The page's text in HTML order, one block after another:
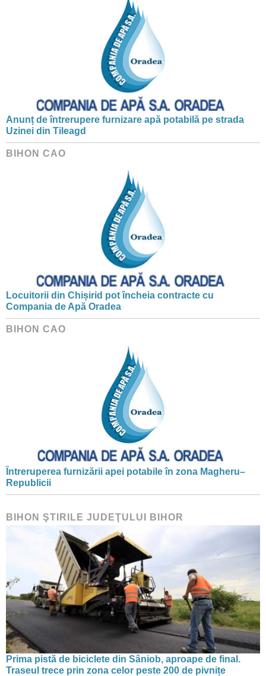
Anunț de întrerupere furnizare apă potabilă pe strada
Uzinei din Tileagd
BIHON CAO
Locuitorii din Chișirid pot încheia contracte cu
Compania de Apă Oradea
BIHON CAO
Întreruperea furnizării apei potabile în zona Magheru–
Republicii
BIHON ŞTIRILE JUDEŢULUI BIHOR
Prima pistă de biciclete din Sâniob, aproape de final.
Traseul trece prin zona celor peste 200 de pivnițe